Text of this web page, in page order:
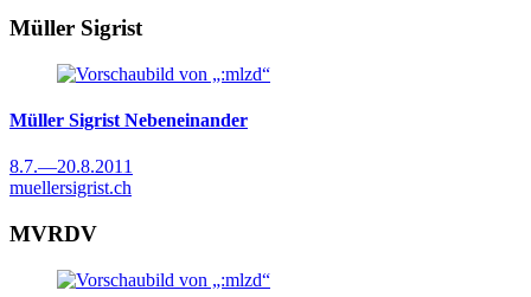
Müller Sigrist
Müller Sigrist Nebeneinander
8.7.—20.8.2011
muellersigrist.ch
MVRDV